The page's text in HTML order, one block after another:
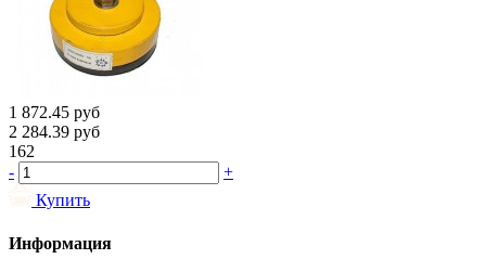
1 872.45 руб
2 284.39 руб
162
-
+
Купить
Информация